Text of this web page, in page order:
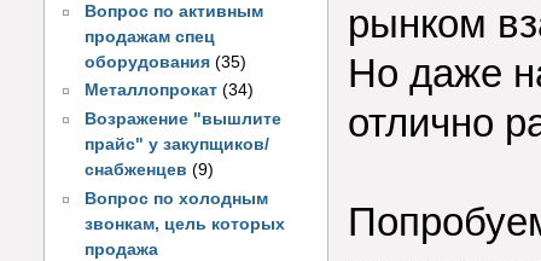
Вопрос по активным
продажам спец
оборудования (35)
Металлопрокат (34)
Возражение "вышлите
прайс" у закупщиков/
снабженцев (9)
Вопрос по холодным
звонкам, цель которых
продажа
рынком
Но даже
отлично